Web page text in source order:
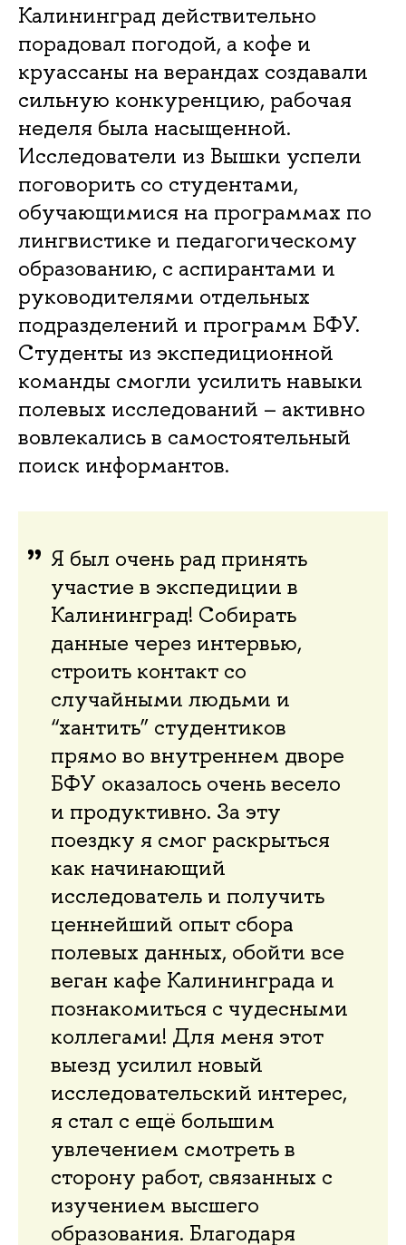
Калининград действительно
порадовал погодой, а кофе и
круассаны на верандах создавали
сильную конкуренцию, рабочая
неделя была насыщенной.
Исследователи из Вышки успели
поговорить со студентами,
обучающимися на программах по
лингвистике и педагогическому
образованию, с аспирантами и
руководителями отдельных
подразделений и программ БФУ.
Студенты из экспедиционной
команды смогли усилить навыки
полевых исследований – активно
вовлекались в самостоятельный
поиск информантов.
Я был очень рад принять
участие в экспедиции в
Калининград! Собирать
данные через интервью,
строить контакт со
случайными людьми и
“хантить” студентиков
прямо во внутреннем дворе
БФУ оказалось очень весело
и продуктивно. За эту
поездку я смог раскрыться
как начинающий
исследователь и получить
ценнейший опыт сбора
полевых данных, обойти все
веган кафе Калининграда и
познакомиться с чудесными
коллегами! Для меня этот
выезд усилил новый
исследовательский интерес,
я стал с ещё большим
увлечением смотреть в
сторону работ, связанных с
изучением высшего
образования. Благодаря